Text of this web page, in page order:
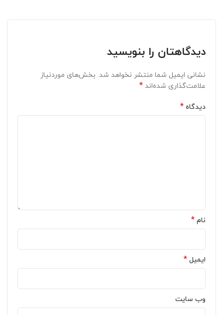
دیدگاهتان را بنویسید
نشانی ایمیل شما منتشر نخواهد شد. بخش‌های موردنیاز
علامت‌گذاری شده‌اند *
دیدگاه *
نام *
ایمیل *
وب‌ سایت